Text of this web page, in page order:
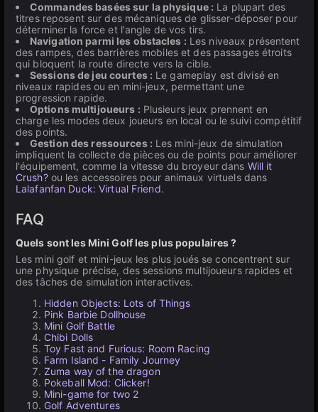
Commandes basées sur la physique : La plupart des
titres reposent sur des mécaniques de glisser-déposer pour
déterminer la force et l'angle de vos tirs.
Navigation parmi les obstacles : Les niveaux présentent
des rampes, des barrières mobiles et des passages étroits
qui bloquent la route directe vers la cible.
Sessions de jeu courtes : Le gameplay est divisé en
niveaux rapides ou en mini-jeux, permettant une
progression rapide.
Options multijoueurs : Plusieurs jeux prennent en
charge les modes deux joueurs en local ou le suivi compétitif
des points.
Gestion des ressources : Les mini-jeux de simulation
impliquent la collecte de pièces ou de points pour améliorer
l'équipement, comme la vitesse du broyeur dans Will it
Crush?ou les accessoires pour animaux virtuels dans
Lalafanfan Duck: Virtual Friend.
FAQ
Quels sont les Mini Golf les plus populaires ?
Les mini golf et mini-jeux les plus joués se concentrent sur
une physique précise, des sessions multijoueurs rapides et
des tâches de simulation interactives.
Hidden Objects: Lots of Things
Pink Barbie Dollhouse
Mini Golf Battle
Chibi Dolls
Toy Fast and Furious: Room Racing
Farm Island - Family Journey
Zuma way of the dragon
Pokeball Mod: Clicker!
Mini-game for two 2
Golf Adventures